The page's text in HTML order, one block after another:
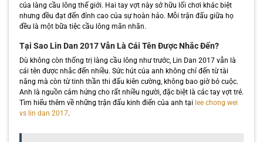
của làng cầu lông thế giới. Hai tay vợt này sở hữu lối chơi khác biệt
nhưng đều đạt đến đỉnh cao của sự hoàn hảo. Mỗi trận đấu giữa họ
đều là một bữa tiệc cầu lông mãn nhãn.
Tại Sao Lin Dan 2017 Vẫn Là Cái Tên Được Nhắc Đến?
Dù không còn thống trị làng cầu lông như trước, Lin Dan 2017 vẫn là
cái tên được nhắc đến nhiều. Sức hút của anh không chỉ đến từ tài
năng mà còn từ tinh thần thi đấu kiên cường, không bao giờ bỏ cuộc.
Anh là nguồn cảm hứng cho rất nhiều người, đặc biệt là các tay vợt trẻ.
Tìm hiểu thêm về những trận đấu kinh điển của anh tại lee chong wei
vs lin dan 2017.